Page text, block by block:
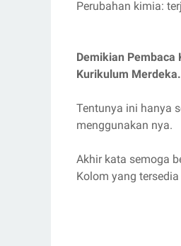
Perubahan kimia:
Demikian Pembaca
Kurikulum Merdeka.
Tentunya ini hanya
menggunakan nya.
Akhir kata semoga
Kolom yang